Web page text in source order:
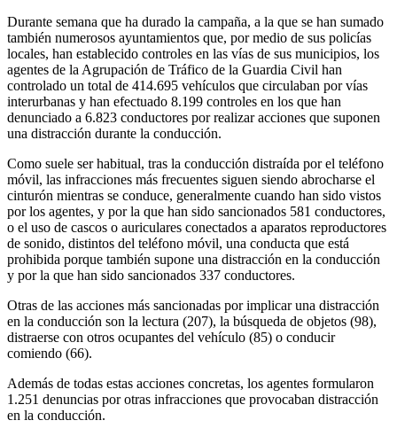
Durante semana que ha durado la campaña, a la que se han sumado
también numerosos ayuntamientos que, por medio de sus policías
locales, han establecido controles en las vías de sus municipios, los
agentes de la Agrupación de Tráfico de la Guardia Civil han
controlado un total de 414.695 vehículos que circulaban por vías
interurbanas y han efectuado 8.199 controles en los que han
denunciado a 6.823 conductores por realizar acciones que suponen
una distracción durante la conducción.
Como suele ser habitual, tras la conducción distraída por el teléfono
móvil, las infracciones más frecuentes siguen siendo abrocharse el
cinturón mientras se conduce, generalmente cuando han sido vistos
por los agentes, y por la que han sido sancionados 581 conductores,
o el uso de cascos o auriculares conectados a aparatos reproductores
de sonido, distintos del teléfono móvil, una conducta que está
prohibida porque también supone una distracción en la conducción
y por la que han sido sancionados 337 conductores.
Otras de las acciones más sancionadas por implicar una distracción
en la conducción son la lectura (207), la búsqueda de objetos (98),
distraerse con otros ocupantes del vehículo (85) o conducir
comiendo (66).
Además de todas estas acciones concretas, los agentes formularon
1.251 denuncias por otras infracciones que provocaban distracción
en la conducción.